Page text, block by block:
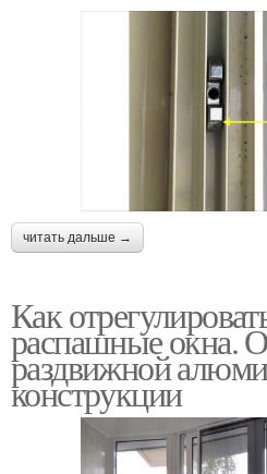
читать дальше →
Как
распашные окна.
раздвижной
конструкции